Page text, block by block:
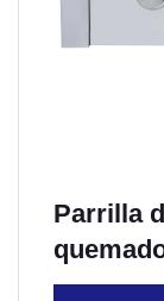
Parrilla
H de 36